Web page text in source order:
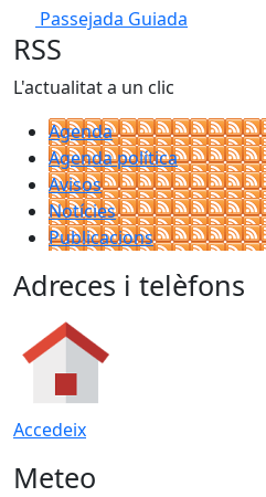
Passejada Guiada
RSS
L'actualitat a un clic
Agenda
Agenda política
Avisos
Notícies
Publicacions
Adreces i telèfons
Accedeix
Meteo